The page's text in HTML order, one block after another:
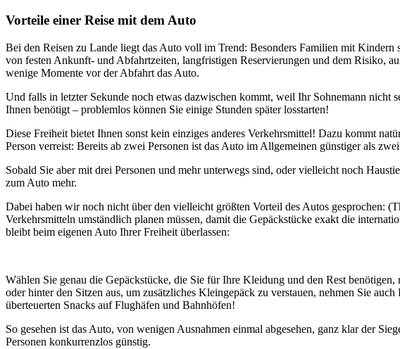
Vorteile einer Reise mit dem Auto
Bei den Reisen zu Lande liegt das Auto voll im Trend: Besonders Familien mit Kindern
von festen Ankunft- und Abfahrtzeiten, langfristigen Reservierungen und dem Risiko,
wenige Momente vor der Abfahrt das Auto.
Und falls in letzter Sekunde noch etwas dazwischen kommt, weil Ihr Sohnemann nicht
Ihnen benötigt – problemlos können Sie einige Stunden später losstarten!
Diese Freiheit bietet Ihnen sonst kein einziges anderes Verkehrsmittel! Dazu kommt
Person verreist: Bereits ab zwei Personen ist das Auto im Allgemeinen günstiger als
Sobald Sie aber mit drei Personen und mehr unterwegs sind, oder vielleicht noch
zum Auto mehr.
Dabei haben wir noch nicht über den vielleicht größten Vorteil des Autos gesprochen:
Verkehrsmitteln umständlich planen müssen, damit die Gepäckstücke exakt die
bleibt beim eigenen Auto Ihrer Freiheit überlassen:
Wählen Sie genau die Gepäckstücke, die Sie für Ihre Kleidung und den Rest
oder hinter den Sitzen aus, um zusätzliches Kleingepäck zu verstauen, nehmen Sie
überteuerten Snacks auf Flughäfen und Bahnhöfen!
So gesehen ist das Auto, von wenigen Ausnahmen einmal abgesehen, ganz klar der
Personen konkurrenzlos günstig.